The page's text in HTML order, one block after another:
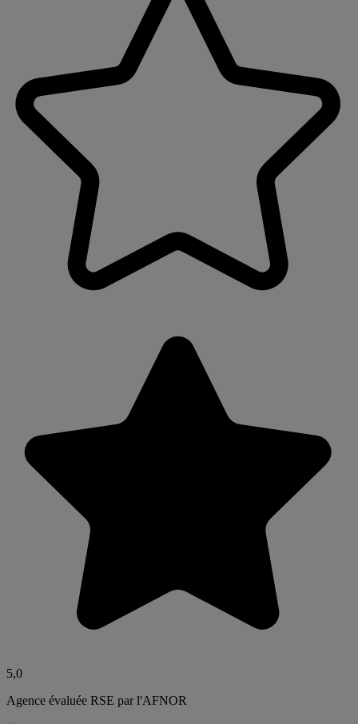
5,0
Agence évaluée RSE par l'AFNOR